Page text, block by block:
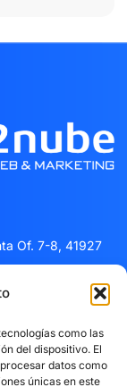
como las
del dispositivo. El
datos como
únicas en este
Of. 7-8, 41927